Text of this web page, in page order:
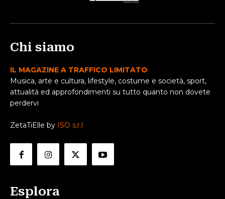
Chi siamo
IL MAGAZINE A TRAFFICO LIMITATO
Musica, arte e cultura, lifestyle, costume e società, sport,
attualità ed approfondimenti su tutto quanto non dovete
perdervi
ZetaTiElle by ISO s.r.l
Esplora